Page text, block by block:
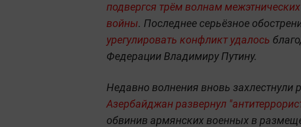
подвергся трём волнам
войны. Последнее серьёзное
урегулировать конфликт удалось
Федерации Владимиру Путину.
Недавно волнения вновь захлестнули
Азербайджан развернул
обвинив армянских военных в